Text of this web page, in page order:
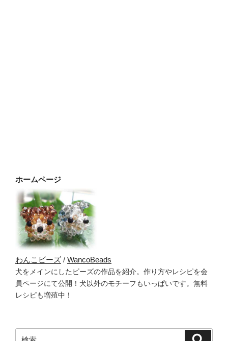
ホームページ
わんこビーズ / WancoBeads
犬をメインにしたビーズの作品を紹介。作り方やレシピを会
員ページにて公開！犬以外のモチーフもいっぱいです。無料
レシピも増殖中！
検